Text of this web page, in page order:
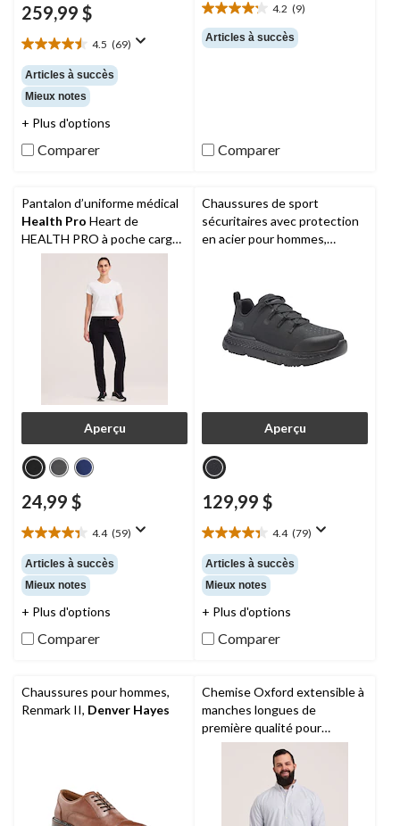
259,99 $
4.5 (69)
4.5
étoile(s)
sur
5.
69
Articles à succès
Mieux notes
+ Plus d'options
Comparer
4.2 (9)
4.2
étoile(s)
sur
Articles à succès
Comparer
Pantalon d’uniforme médical
Health Pro Heart de
HEALTH PRO à poche cargo
et à ceinture élastique avec
cordon de serrage, pour
femmes, Women's Heart
Aperçu
24,99 $
4.4 (59)
4.4
étoile(s)
sur
5.
59
Articles à succès
Mieux notes
+ Plus d'options
Comparer
Chaussures de sport
sécuritaires avec protection
en acier pour hommes,
Aperçu
129,99 $
4.4 (79)
4.4
étoile(s)
sur
5.
79
Articles à succès
Mieux notes
+ Plus d'options
Comparer
Chaussures pour hommes,
Renmark II, Denver Hayes
Chemise Oxford extensible à
manches longues de
première qualité pour
hommes,Denver Hayes